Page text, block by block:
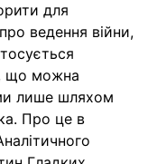
для
ведення війни,
що можна
лише шляхом
Про це в